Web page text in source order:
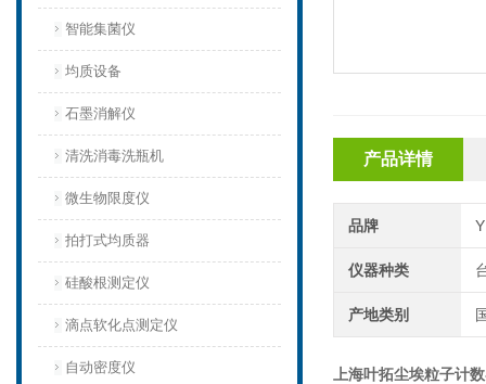
智能集菌仪
均质设备‌
石墨消解仪
清洗消毒洗瓶机
微生物限度仪
拍打式均质器
硅酸根测定仪
滴点软化点测定仪
自动密度仪
产品详情
品牌
仪器种类
产地类别
上海叶拓尘埃粒子计